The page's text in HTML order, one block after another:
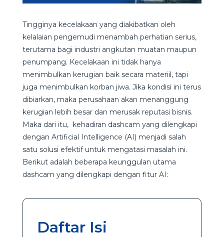
Tingginya kecelakaan yang diakibatkan oleh
kelalaian pengemudi menambah perhatian serius,
terutama bagi industri angkutan muatan maupun
penumpang. Kecelakaan ini tidak hanya
menimbulkan kerugian baik secara materiil, tapi
juga menimbulkan korban jiwa. Jika kondisi ini terus
dibiarkan, maka perusahaan akan menanggung
kerugian lebih besar dan merusak reputasi bisnis.
Maka dari itu, kehadiran dashcam yang dilengkapi
dengan Artificial Intelligence (AI) menjadi salah
satu solusi efektif untuk mengatasi masalah ini.
Berikut adalah beberapa keunggulan utama
dashcam yang dilengkapi dengan fitur AI:
Daftar Isi